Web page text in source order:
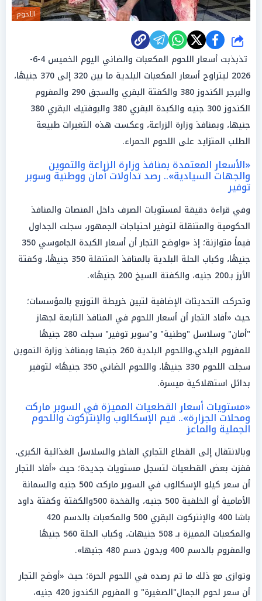
اللحوم
شارك
تذبذبت أسعار اللحوم المكعبات والضاني اليوم الخميس 4-6-
2026 ليتراوح أسعار المكعبات البلدية ما بين 320 إلى 370 جنيهًا،
والبرجر الكندوز 380 والكفتة البقري والسجق 290 والمفروم
الكندوز 300 جنيه والكبدة البقري 380 والبوفتيك البقري 380
جنيها، وبمنافذ وزارة الزراعة، وعكست هذه التغيرات طبيعة
الطلب المتزايد على اللحوم الحمراء.
«الأسعار المعتمدة بمنافذ وزارة الزراعة والتموين
والجهات السيادية».. رصد تداولات أمان ووطنية وسوبر
توفير
وفي قراءة دقيقة لمستويات الصرف داخل المنصات والمنافذ
الحكومية والمتنقلة لتوفير احتياجات الجمهور، سجلت الجداول
قيماً متوازنة؛ إذ «واوضح التجار أن أسعار الكبدة الجاموسي 350
جنيهًا، وكباب الحلة البلدية بالمنافذ المتنقلة 350 جنيهًا، وكفتة
الأرز بـ200 جنيه، والكفتة السيخ 200 جنيهًا».
وتحركت التحديثات الإضافية لتبين خريطة التوزيع بالمؤسسات؛
حيث «أفاد التجار أن أسعار اللحوم في المنافذ التابعة لجهاز
"أمان" وسلاسل "وطنية" و"سوبر توفير" سجلت 280 جنيهًا
للمفروم البلدي،واللحوم البلدية 260 جنيها وبمنافذ وزارة التموين
سجلت اللحوم 330 جنيهًا، واللحوم الضاني 350 جنيهًا» لتوفير
بدائل استهلاكية ميسرة.
«مستويات أسعار القطعيات المميزة في السوبر ماركت
ومحلات الجزارة».. قيم الإسكالوب والإنتركوت واللحوم
الجملية والماعز
وبالانتقال إلى القطاع التجاري الفاخر والسلاسل الغذائية الكبرى،
قفزت بعض القطعيات لتسجل مستويات جديدة؛ حيث «أفاد التجار
أن سعر كيلو الإسكالوب في السوبر ماركت 500 جنيه والسمانة
الأمامية أو الخلفية 500 جنيه، والفخدة 500والكفتة وكفتة داود
باشا 400 والإنتركوت البقري 500 والمكعبات بالدسم 420
والمكعبات المميزة بـ 508 جنيهات، وكباب الحلة 560 جنيهًا
والمفروم بالدسم 400 وبدون دسم 480 جنيها».
وتوازى مع ذلك ما تم رصده في اللحوم الحرة؛ حيث «أوضح التجار
أن سعر لحوم الجمال"الصغيرة" و المفروم الكندوز 420 جنيه،